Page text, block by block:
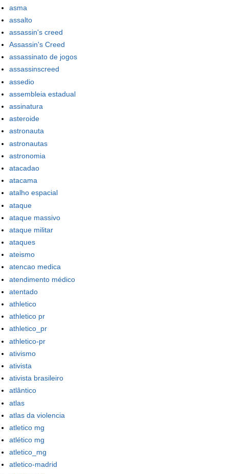
asma
assalto
assassin's creed
Assassin's Creed
assassinato de jogos
assassinscreed
assedio
assembleia estadual
assinatura
asteroide
astronauta
astronautas
astronomia
atacadao
atacama
atalho espacial
ataque
ataque massivo
ataque militar
ataques
ateismo
atencao medica
atendimento médico
atentado
athletico
athletico pr
athletico_pr
athletico-pr
ativismo
ativista
ativista brasileiro
atlântico
atlas
atlas da violencia
atletico mg
atlético mg
atletico_mg
atletico-madrid